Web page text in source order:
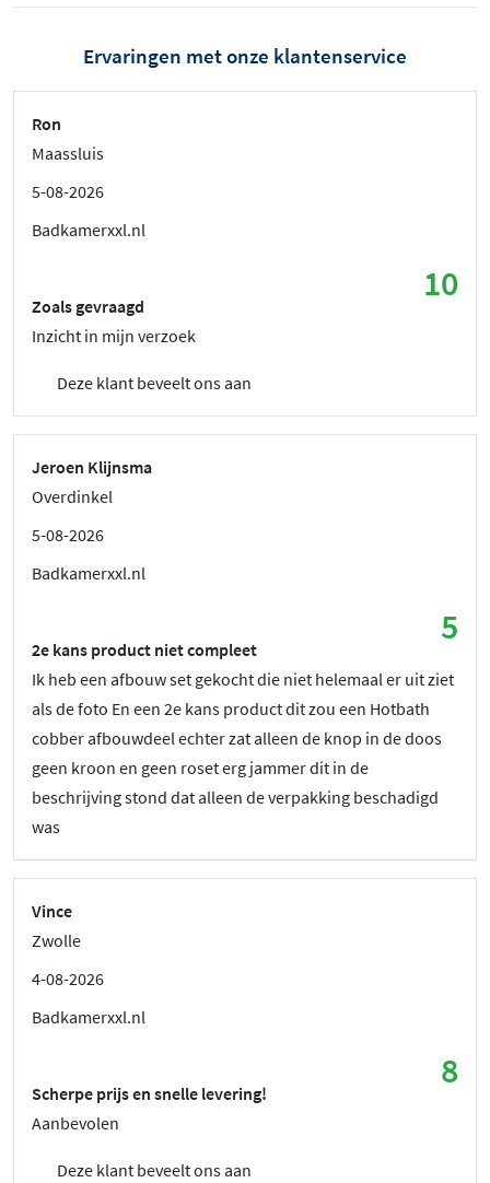
Ervaringen met onze klantenservice
Ron
Maassluis
5-08-2026
Badkamerxxl.nl
10
Zoals gevraagd
Inzicht in mijn verzoek
Deze klant beveelt ons aan
Jeroen Klijnsma
Overdinkel
5-08-2026
Badkamerxxl.nl
5
2e kans product niet compleet
Ik heb een afbouw set gekocht die niet helemaal er uit ziet
als de foto En een 2e kans product dit zou een Hotbath
cobber afbouwdeel echter zat alleen de knop in de doos
geen kroon en geen roset erg jammer dit in de
beschrijving stond dat alleen de verpakking beschadigd
was
Vince
Zwolle
4-08-2026
Badkamerxxl.nl
8
Scherpe prijs en snelle levering!
Aanbevolen
Deze klant beveelt ons aan